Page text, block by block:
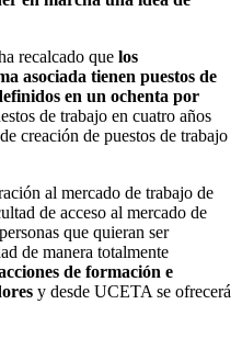
recalcado que los
asociada tienen puestos de
en un ochenta por
de trabajo en cuatro años
creación de puestos de trabajo
al mercado de trabajo de
de acceso al mercado de
que quieran ser
de manera totalmente
de formación e
y desde UCETA se ofrecerá